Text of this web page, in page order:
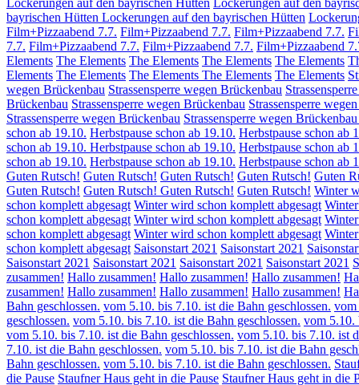
Lockerungen auf den bayrischen Hütten Lockerungen auf den
bayrischen Hütten Lockerungen auf den bayrischen Hütten
Film+Pizzaabend 7.7. Film+Pizzaabend 7.7. Film+Pizzaabend 7.7.
7.7. Film+Pizzaabend 7.7. Film+Pizzaabend 7.7. Film+Pizzaabend
Elements The Elements The Elements The Elements The Elements
Elements The Elements The Elements The Elements The Elements
wegen Brückenbau Strassensperre wegen Brückenbau
Brückenbau Strassensperre wegen Brückenbau Strassensperre
Strassensperre wegen Brückenbau Strassensperre wegen
schon ab 19.10. Herbstpause schon ab 19.10. Herbstpause schon ab
schon ab 19.10. Herbstpause schon ab 19.10. Herbstpause schon ab
schon ab 19.10. Herbstpause schon ab 19.10. Herbstpause schon ab
Guten Rutsch! Guten Rutsch! Guten Rutsch! Guten Rutsch! Guten
Guten Rutsch! Guten Rutsch! Guten Rutsch! Guten Rutsch! Winter
schon komplett abgesagt Winter wird schon komplett abgesagt
schon komplett abgesagt Winter wird schon komplett abgesagt
schon komplett abgesagt Winter wird schon komplett abgesagt
schon komplett abgesagt Saisonstart 2021 Saisonstart 2021
Saisonstart 2021 Saisonstart 2021 Saisonstart 2021 Saisonstart 2021
zusammen! Hallo zusammen! Hallo zusammen! Hallo zusammen!
zusammen! Hallo zusammen! Hallo zusammen! Hallo zusammen!
Bahn geschlossen. vom 5.10. bis 7.10. ist die Bahn geschlossen. vom
geschlossen. vom 5.10. bis 7.10. ist die Bahn geschlossen. vom 5.10.
vom 5.10. bis 7.10. ist die Bahn geschlossen. vom 5.10. bis 7.10. ist
7.10. ist die Bahn geschlossen. vom 5.10. bis 7.10. ist die Bahn
Bahn geschlossen. vom 5.10. bis 7.10. ist die Bahn geschlossen.
die Pause Staufner Haus geht in die Pause Staufner Haus geht in die